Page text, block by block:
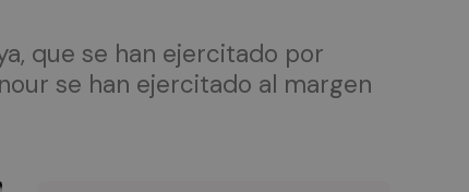
que se han ejercitado por
se han ejercitado al margen